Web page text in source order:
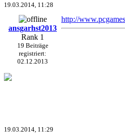
19.03.2014, 11:28
ansgarhst2013
Rank 1
19 Beiträge
registriert:
02.12.2013
http://
19.03.2014, 11:29